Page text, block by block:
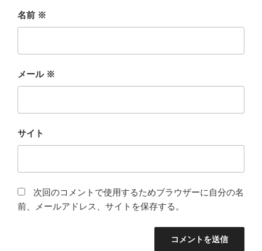
名前 ※
メール ※
サイト
次回のコメントで使用するためブラウザーに自分の名
前、メールアドレス、サイトを保存する。